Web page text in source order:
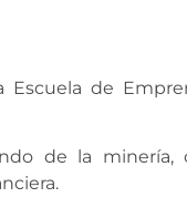
de
de la minería,